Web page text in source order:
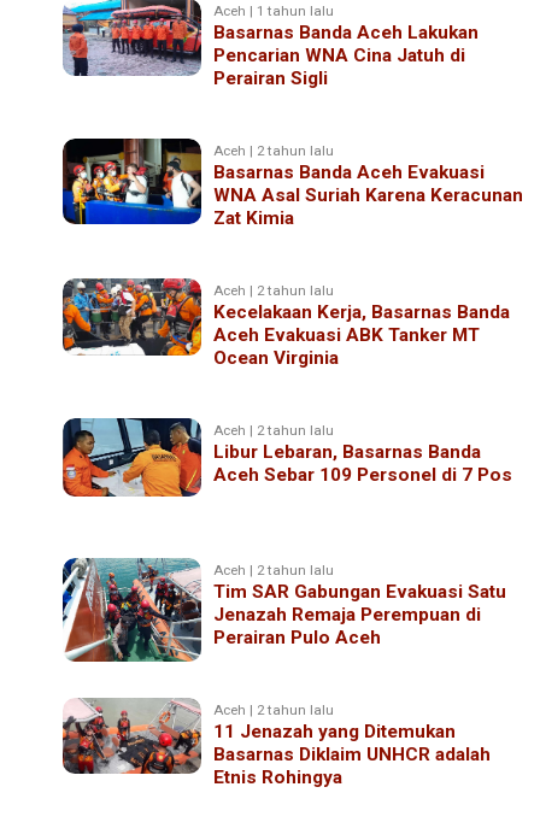
Aceh | 1 tahun lalu
Basarnas Banda Aceh Lakukan
Pencarian WNA Cina Jatuh di
Perairan Sigli
Aceh | 2 tahun lalu
Basarnas Banda Aceh Evakuasi
WNA Asal Suriah Karena Keracunan
Zat Kimia
Aceh | 2 tahun lalu
Kecelakaan Kerja, Basarnas Banda
Aceh Evakuasi ABK Tanker MT
Ocean Virginia
Aceh | 2 tahun lalu
Libur Lebaran, Basarnas Banda
Aceh Sebar 109 Personel di 7 Pos
Aceh | 2 tahun lalu
Tim SAR Gabungan Evakuasi Satu
Jenazah Remaja Perempuan di
Perairan Pulo Aceh
Aceh | 2 tahun lalu
11 Jenazah yang Ditemukan
Basarnas Diklaim UNHCR adalah
Etnis Rohingya